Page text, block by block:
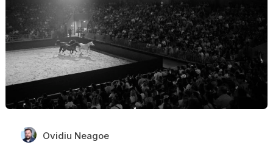
Ovidiu Neagoe